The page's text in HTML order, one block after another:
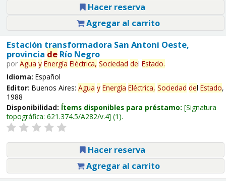
Hacer reserva
Agregar al carrito
Estación transformadora San Antoni Oeste,
provincia deRío Negro
por Agua y Energía Eléctrica, Sociedad del Estado.
Idioma: Español
Editor: Buenos Aires: Agua y Energía Eléctrica, Sociedad del Estado,
1988
Disponibilidad: Ítems disponibles para préstamo: Signatura
topográfica: 621.374.5/A282/v.4 (1).
Hacer reserva
Agregar al carrito